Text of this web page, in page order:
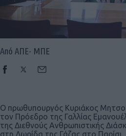
Από ΑΠΕ- ΜΠΕ
Ο πρωθυπουργός Κυριάκος
τον Πρόεδρο της Γαλλίας
της Διεθνούς Ανθρωπιστικής
στη Λωρίδα της Γάζας στο Παρίσι.